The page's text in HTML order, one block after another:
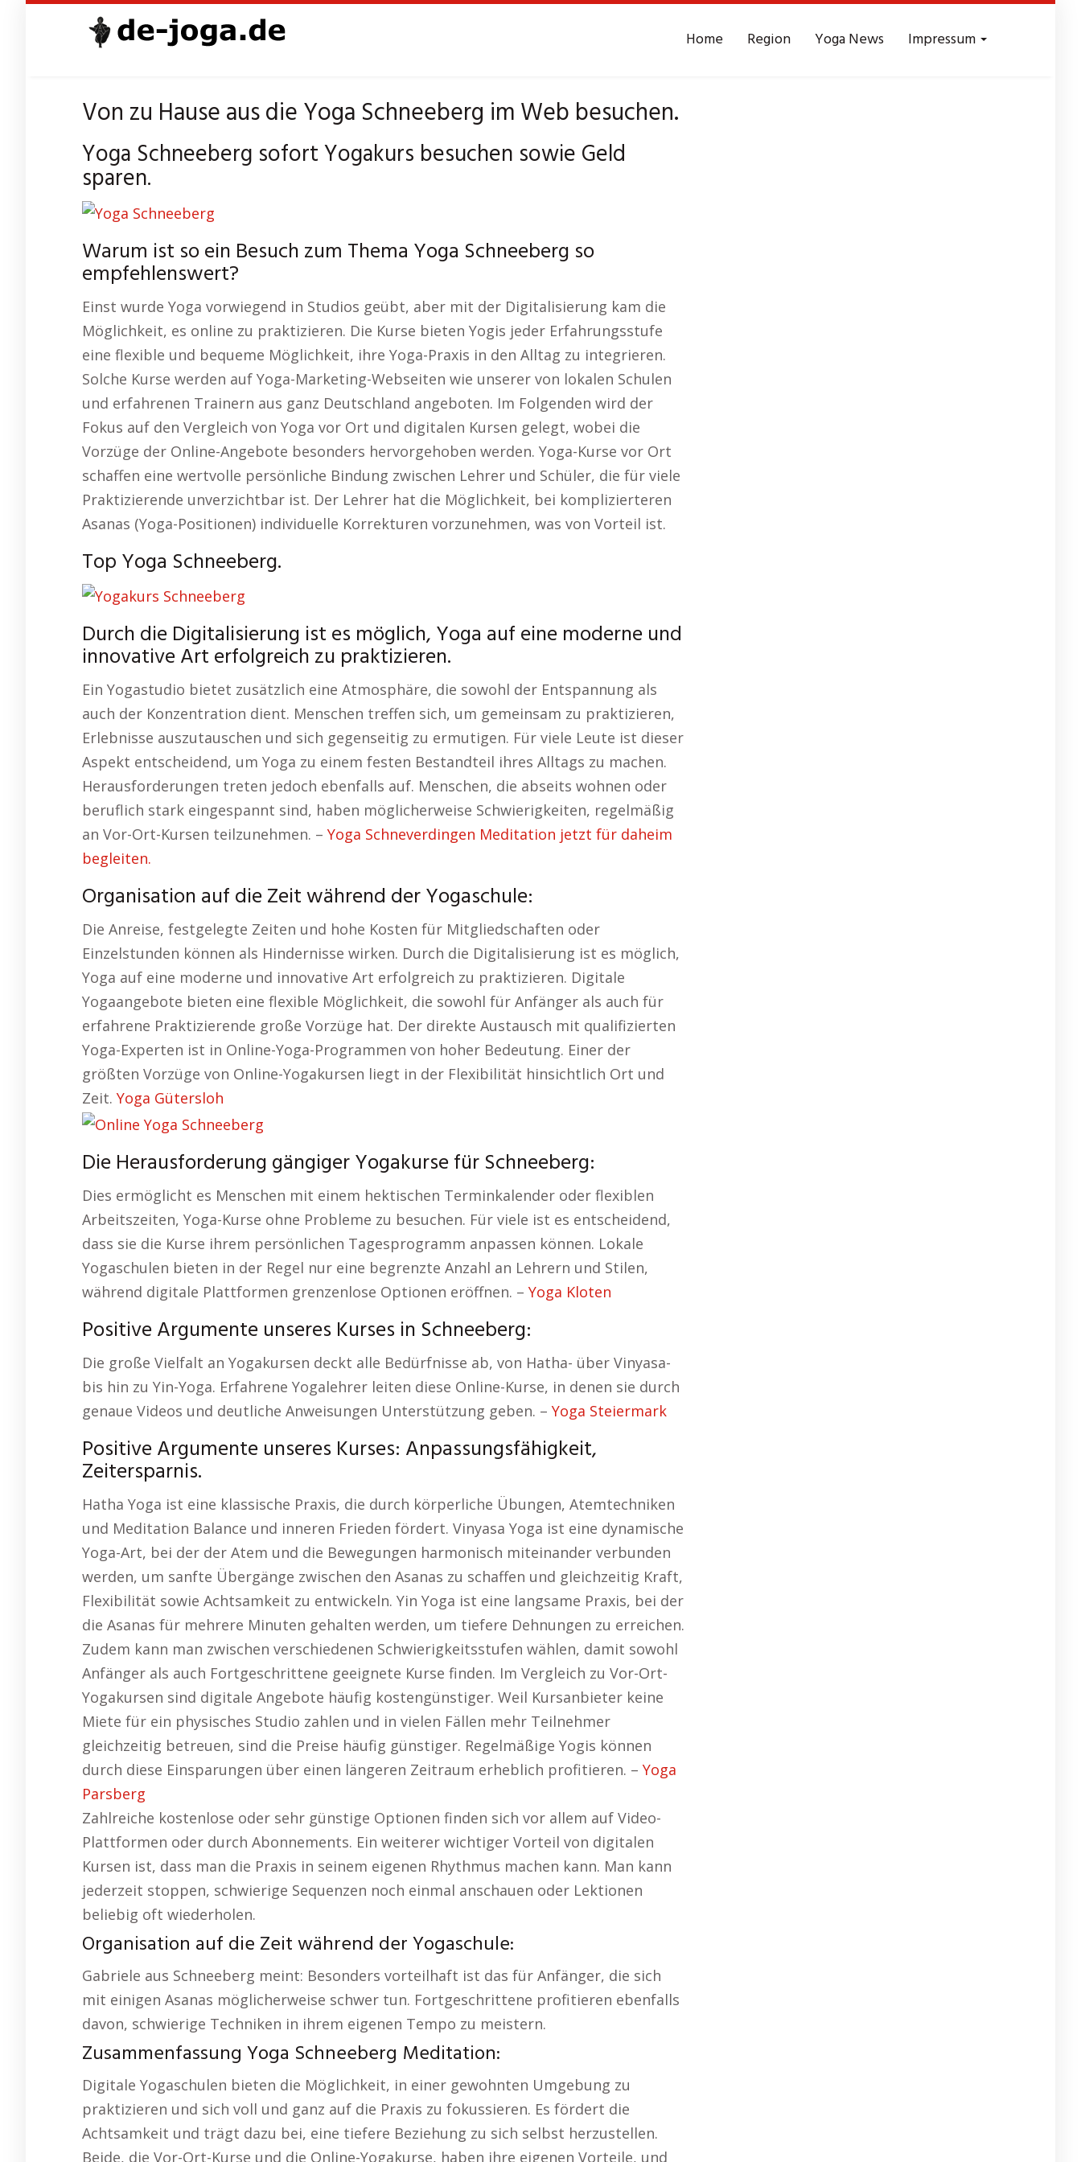
Home Region Yoga News Impressum
Von zu Hause aus die Yoga Schneeberg im Web besuchen.
Yoga Schneeberg sofort Yogakurs besuchen sowie Geld
sparen.
Warum ist so ein Besuch zum Thema Yoga Schneeberg so
empfehlenswert?
Einst wurde Yoga vorwiegend in Studios geübt, aber mit der Digitalisierung kam die
Möglichkeit, es online zu praktizieren. Die Kurse bieten Yogis jeder Erfahrungsstufe
eine flexible und bequeme Möglichkeit, ihre Yoga-Praxis in den Alltag zu integrieren.
Solche Kurse werden auf Yoga-Marketing-Webseiten wie unserer von lokalen Schulen
und erfahrenen Trainern aus ganz Deutschland angeboten. Im Folgenden wird der
Fokus auf den Vergleich von Yoga vor Ort und digitalen Kursen gelegt, wobei die
Vorzüge der Online-Angebote besonders hervorgehoben werden. Yoga-Kurse vor Ort
schaffen eine wertvolle persönliche Bindung zwischen Lehrer und Schüler, die für viele
Praktizierende unverzichtbar ist. Der Lehrer hat die Möglichkeit, bei komplizierteren
Asanas (Yoga-Positionen) individuelle Korrekturen vorzunehmen, was von Vorteil ist.
Top Yoga Schneeberg.
Durch die Digitalisierung ist es möglich, Yoga auf eine moderne und
innovative Art erfolgreich zu praktizieren.
Ein Yogastudio bietet zusätzlich eine Atmosphäre, die sowohl der Entspannung als
auch der Konzentration dient. Menschen treffen sich, um gemeinsam zu praktizieren,
Erlebnisse auszutauschen und sich gegenseitig zu ermutigen. Für viele Leute ist dieser
Aspekt entscheidend, um Yoga zu einem festen Bestandteil ihres Alltags zu machen.
Herausforderungen treten jedoch ebenfalls auf. Menschen, die abseits wohnen oder
beruflich stark eingespannt sind, haben möglicherweise Schwierigkeiten, regelmäßig
an Vor-Ort-Kursen teilzunehmen. – Yoga Schneverdingen Meditation jetzt für daheim
begleiten.
Organisation auf die Zeit während der Yogaschule:
Die Anreise, festgelegte Zeiten und hohe Kosten für Mitgliedschaften oder
Einzelstunden können als Hindernisse wirken. Durch die Digitalisierung ist es möglich,
Yoga auf eine moderne und innovative Art erfolgreich zu praktizieren. Digitale
Yogaangebote bieten eine flexible Möglichkeit, die sowohl für Anfänger als auch für
erfahrene Praktizierende große Vorzüge hat. Der direkte Austausch mit qualifizierten
Yoga-Experten ist in Online-Yoga-Programmen von hoher Bedeutung. Einer der
größten Vorzüge von Online-Yogakursen liegt in der Flexibilität hinsichtlich Ort und
Zeit. Yoga Gütersloh
Die Herausforderung gängiger Yogakurse für Schneeberg:
Dies ermöglicht es Menschen mit einem hektischen Terminkalender oder flexiblen
Arbeitszeiten, Yoga-Kurse ohne Probleme zu besuchen. Für viele ist es entscheidend,
dass sie die Kurse ihrem persönlichen Tagesprogramm anpassen können. Lokale
Yogaschulen bieten in der Regel nur eine begrenzte Anzahl an Lehrern und Stilen,
während digitale Plattformen grenzenlose Optionen eröffnen. – Yoga Kloten
Positive Argumente unseres Kurses in Schneeberg:
Die große Vielfalt an Yogakursen deckt alle Bedürfnisse ab, von Hatha- über Vinyasa-
bis hin zu Yin-Yoga. Erfahrene Yogalehrer leiten diese Online-Kurse, in denen sie durch
genaue Videos und deutliche Anweisungen Unterstützung geben. – Yoga Steiermark
Positive Argumente unseres Kurses: Anpassungsfähigkeit,
Zeitersparnis.
Hatha Yoga ist eine klassische Praxis, die durch körperliche Übungen, Atemtechniken
und Meditation Balance und inneren Frieden fördert. Vinyasa Yoga ist eine dynamische
Yoga-Art, bei der der Atem und die Bewegungen harmonisch miteinander verbunden
werden, um sanfte Übergänge zwischen den Asanas zu schaffen und gleichzeitig Kraft,
Flexibilität sowie Achtsamkeit zu entwickeln. Yin Yoga ist eine langsame Praxis, bei der
die Asanas für mehrere Minuten gehalten werden, um tiefere Dehnungen zu erreichen.
Zudem kann man zwischen verschiedenen Schwierigkeitsstufen wählen, damit sowohl
Anfänger als auch Fortgeschrittene geeignete Kurse finden. Im Vergleich zu Vor-Ort-
Yogakursen sind digitale Angebote häufig kostengünstiger. Weil Kursanbieter keine
Miete für ein physisches Studio zahlen und in vielen Fällen mehr Teilnehmer
gleichzeitig betreuen, sind die Preise häufig günstiger. Regelmäßige Yogis können
durch diese Einsparungen über einen längeren Zeitraum erheblich profitieren. – Yoga
Parsberg
Zahlreiche kostenlose oder sehr günstige Optionen finden sich vor allem auf Video-
Plattformen oder durch Abonnements. Ein weiterer wichtiger Vorteil von digitalen
Kursen ist, dass man die Praxis in seinem eigenen Rhythmus machen kann. Man kann
jederzeit stoppen, schwierige Sequenzen noch einmal anschauen oder Lektionen
beliebig oft wiederholen.
Organisation auf die Zeit während der Yogaschule:
Gabriele aus Schneeberg meint: Besonders vorteilhaft ist das für Anfänger, die sich
mit einigen Asanas möglicherweise schwer tun. Fortgeschrittene profitieren ebenfalls
davon, schwierige Techniken in ihrem eigenen Tempo zu meistern.
Zusammenfassung Yoga Schneeberg Meditation:
Digitale Yogaschulen bieten die Möglichkeit, in einer gewohnten Umgebung zu
praktizieren und sich voll und ganz auf die Praxis zu fokussieren. Es fördert die
Achtsamkeit und trägt dazu bei, eine tiefere Beziehung zu sich selbst herzustellen.
Beide, die Vor-Ort-Kurse und die Online-Yogakurse, haben ihre eigenen Vorteile, und